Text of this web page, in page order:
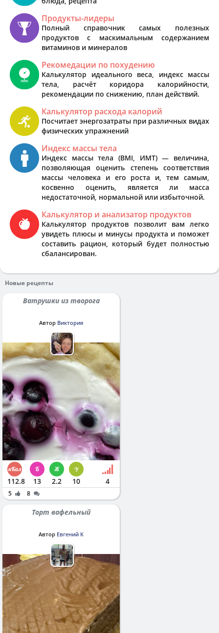
Продукты-лидеры
Полный справочник самых полезных
продуктов с маскимальным содержанием
витаминов и минералов
Рекомедации по похудению
Калькулятор идеального веса, индекс массы
тела, расчёт коридора калорийности,
рекомендации по снижению, план действий.
Калькулятор расхода калорий
Посчитает энергозатраты при различных видах
физических упражнений
Индекс массы тела
Индекс массы тела (BMI, ИМТ) — величина,
позволяющая оценить степень соответствия
массы человека и его роста и, тем самым,
косвенно оценить, является ли масса
недостаточной, нормальной или избыточной.
Калькулятор и анализатор продуктов
Калькулятор продуктов позволит вам легко
увидеть плюсы и минусы продукта и поможет
составить рацион, который будет полностью
сбалансирован.
Новые рецепты
Ватрушки из творога
Автор Виктория
112.8 13 2.2 10 4
5 8
Торт вафельный
Автор Евгений К